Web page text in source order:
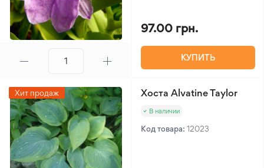
97.00 грн.
КУПИТЬ
Хит продаж Хоста Alvatine Taylor
В наличии
Код товара: 12023